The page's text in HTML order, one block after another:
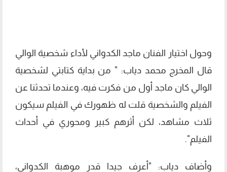
وحول اختيار الفنان ماجد الكدواني لأداء شخصية الوالي
قال المخرج محمد دياب: " من بداية كتابتي لشخصية
الوالي كان ماجد أول من فكرت فيه، وعندما تحدثنا عن
الفيلم والشخصية قلت له ظهورك في الفيلم سيكون
ثلاث مشاهد، لكن أثرهم كبير ومحوري في أحداث
الفيلم".
وأضاف دياب: "أعرف جيدا قدر موهبة الكدواني،